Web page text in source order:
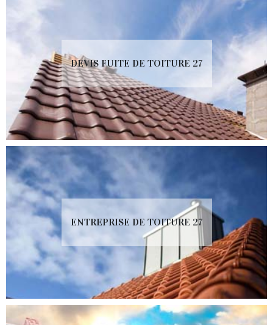
DEVIS FUITE DE TOITURE 27
ENTREPRISE DE TOITURE 27